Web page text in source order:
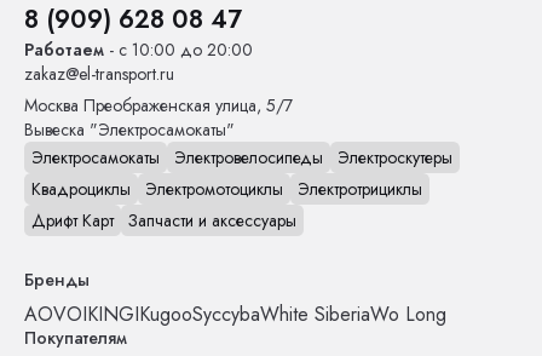
8 (909) 628 08 47
Работаем - с 10:00 до 20:00
zakaz@el-transport.ru
Москва Преображенская улица, 5/7
Вывеска "Электросамокаты"
Электросамокаты
Электровелосипеды
Электроскутеры
Квадроциклы
Электромотоциклы
Электротрициклы
Дрифт Карт Запчасти и аксессуары
Бренды
AOVOIKINGIKugooSyccybaWhite SiberiaWo Long
Покупателям